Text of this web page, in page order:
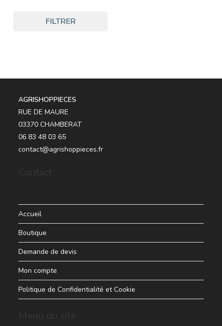
FILTRER
AGRISHOPPIECES
RUE DE MAURE
03370 CHAMBERAT
06 83 48 03 65
contact@agrishoppieces.fr
Accueil
Boutique
Demande de devis
Mon compte
Politique de Confidentialité et Cookie